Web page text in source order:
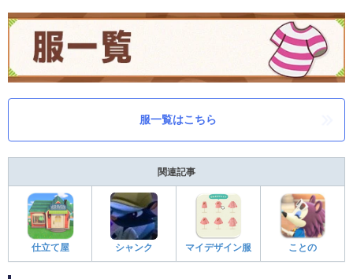
服一覧はこちら
関連記事
仕立て屋 シャンク マイデザイン服 ことの